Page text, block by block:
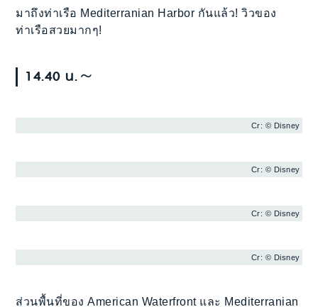
มาถึงท่าเรือ Mediterranian Harbor กันแล้ว! วิวของ
ท่าเรือสวยมากๆ!
14.40 น.～
Cr: © Disney
Cr: © Disney
Cr: © Disney
Cr: © Disney
ส่วนพื้นที่ของ American Waterfront และ Mediterranian